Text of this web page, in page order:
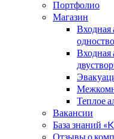
Портфолио
Магазин
Входная
Входная
Теплое
Вакансии
База знаний
Отзывы о